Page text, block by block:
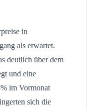
in
als erwartet.
deutlich über dem
und eine
im Vormonat
sich die